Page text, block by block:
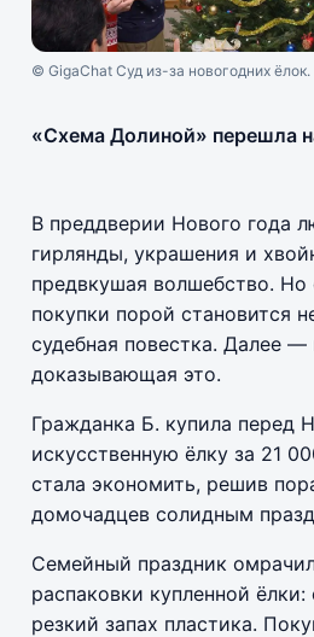
© GigaChat Суд из-за новогодних ёлок.
«Схема Долиной» перешла
В преддверии Нового года
гирлянды, украшения и
предвкушая волшебство.
покупки порой становится
судебная повестка. Далее —
доказывающая это.
Гражданка Б. купила перед
искусственную ёлку за 21
стала экономить, решив
домочадцев солидным
Семейный праздник
распаковки купленной
резкий запах пластика.